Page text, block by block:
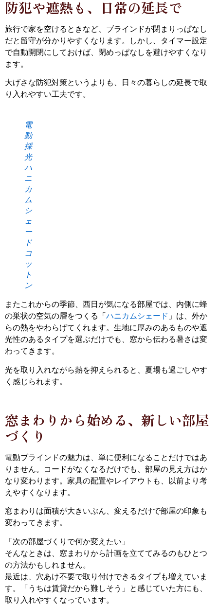
防犯や遮熱も、日常の延長で
旅行で家を空けるときなど、ブラインドが閉まりっぱなし
だと留守が分かりやすくなります。しかし、タイマー設定
で自動開閉にしておけば、閉めっぱなしを避けやすくなり
ます。
大げさな防犯対策というよりも、日々の暮らしの延長で取
り入れやすい工夫です。
電
動
採
光
ハ
ニ
カ
ム
シ
ェ
ー
ド
コ
ッ
ト
ン
またこれからの季節、西日が気になる部屋では、内側に蜂
の巣状の空気の層をつくる「ハニカムシェード」は、外か
らの熱をやわらげてくれます。生地に厚みのあるものや遮
光性のあるタイプを選ぶだけでも、窓から伝わる暑さは変
わってきます。
光を取り入れながら熱を抑えられると、夏場も過ごしやす
く感じられます。
窓まわりから始める、新しい部屋
づくり
電動ブラインドの魅力は、単に便利になることだけではあ
りません。コードがなくなるだけでも、部屋の見え方はか
なり変わります。家具の配置やレイアウトも、以前より考
えやすくなります。
窓まわりは面積が大きいぶん、変えるだけで部屋の印象も
変わってきます。
「次の部屋づくりで何か変えたい」
そんなときは、窓まわりから計画を立ててみるのもひとつ
の方法かもしれません。
最近は、穴あけ不要で取り付けできるタイプも増えていま
す。「うちは賃貸だから難しそう」と感じていた方にも、
取り入れやすくなっています。